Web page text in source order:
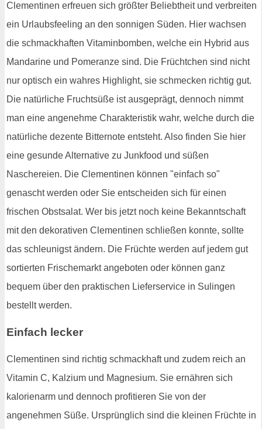
Clementinen erfreuen sich größter Beliebtheit und verbreiten
ein Urlaubsfeeling an den sonnigen Süden. Hier wachsen
die schmackhaften Vitaminbomben, welche ein Hybrid aus
Mandarine und Pomeranze sind. Die Früchtchen sind nicht
nur optisch ein wahres Highlight, sie schmecken richtig gut.
Die natürliche Fruchtsüße ist ausgeprägt, dennoch nimmt
man eine angenehme Charakteristik wahr, welche durch die
natürliche dezente Bitternote entsteht. Also finden Sie hier
eine gesunde Alternative zu Junkfood und süßen
Naschereien. Die Clementinen können "einfach so"
genascht werden oder Sie entscheiden sich für einen
frischen Obstsalat. Wer bis jetzt noch keine Bekanntschaft
mit den dekorativen Clementinen schließen konnte, sollte
das schleunigst ändern. Die Früchte werden auf jedem gut
sortierten Frischemarkt angeboten oder können ganz
bequem über den praktischen Lieferservice in Sulingen
bestellt werden.
Einfach lecker
Clementinen sind richtig schmackhaft und zudem reich an
Vitamin C, Kalzium und Magnesium. Sie ernähren sich
kalorienarm und dennoch profitieren Sie von der
angenehmen Süße. Ursprünglich sind die kleinen Früchte in